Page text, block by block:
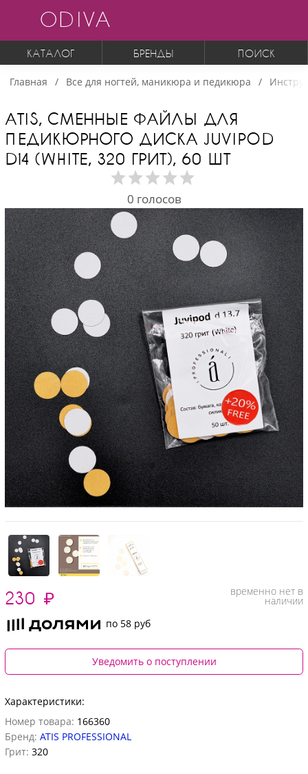
ODIVA
КАТАЛОГ БРЕНДЫ ПОИСК
Главная Все для ногтей, маникюра и педикюра
ATIS, СМЕННЫЕ ФАЙЛЫ ДЛЯ
ПЕДИКЮРНОГО ДИСКА JUVIPOD
D14 (WHITE, 320 ГРИТ), 60 ШТ
0 голосов
230 ₽ временно нет в
наличии
по 58 руб
Уведомить о поступлении
Характеристики:
Номер товара: 166360
Бренд: ATIS PROFESSIONAL
Грит: 320